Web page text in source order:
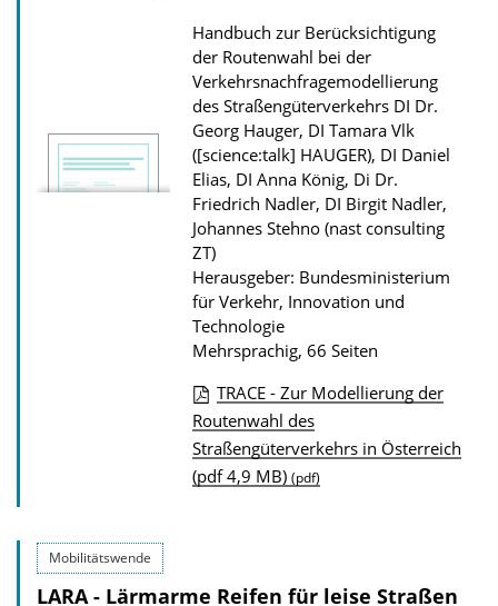
s
z
u
r
P
u
b
l
i
k
a
t
i
o
n
Handbuch zur Berücksichtigung
der Routenwahl bei der
Verkehrsnachfragemodellierung
des Straßengüterverkehrs DI Dr.
Georg Hauger, DI Tamara Vlk
([science:talk] HAUGER), DI Daniel
Elias, DI Anna König, Di Dr.
Friedrich Nadler, DI Birgit Nadler,
Johannes Stehno (nast consulting
ZT)
Herausgeber: Bundesministerium
für Verkehr, Innovation und
Technologie
Mehrsprachig, 66 Seiten
D
o
w
TRACE - Zur Modellierung der
Routenwahl des
Straßengüterverkehrs in Österreich
(pdf 4,9 MB) (pdf)
Mobilitätswende
LARA - Lärmarme Reifen für leise Straßen